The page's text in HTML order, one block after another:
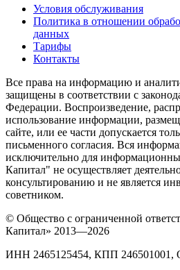
Условия обслуживания
Политика в отношении
данных
Тарифы
Контакты
Все права на информацию и
защищены в соответствии с
Федерации. Воспроизведение,
использование информации,
сайте, или ее части допускается
письменного согласия. Вся
исключительно для
Капитал" не осуществляет
консультированию и не является
советником.
© Общество с ограниченной
Капитал» 2013—2026
ИНН 2465125454, КПП 246501001,